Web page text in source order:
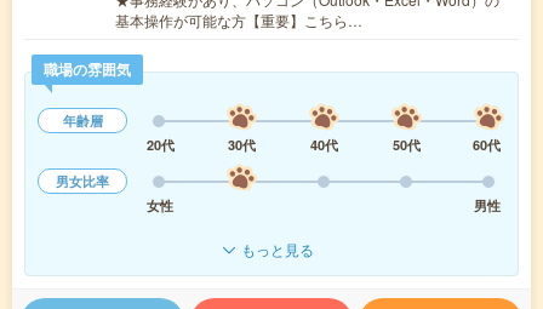
基本操作が可能な方【重要】こちら…
職場の雰囲気
年齢層
20代
30代 40代 50代
60代
男女比率
女性
男性
もっと見る